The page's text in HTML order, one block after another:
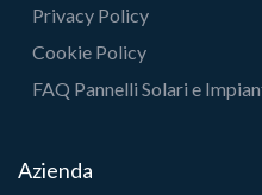
Privacy Policy
Cookie Policy
FAQ Pannelli Solari e
Azienda